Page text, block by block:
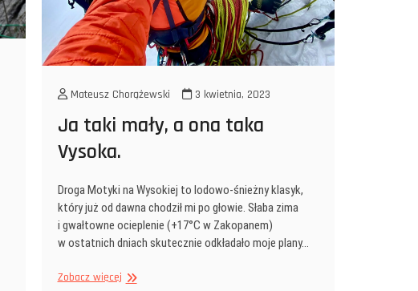
Mateusz Chorążewski 3 kwietnia, 2023
Ja taki mały, a ona taka
Vysoka.
Droga Motyki na Wysokiej to lodowo-śnieżny klasyk,
który już od dawna chodził mi po głowie. Słaba zima
i gwałtowne ocieplenie (+17°C w Zakopanem)
w ostatnich dniach skutecznie odkładało moje plany…
Zobacz więcejJa taki